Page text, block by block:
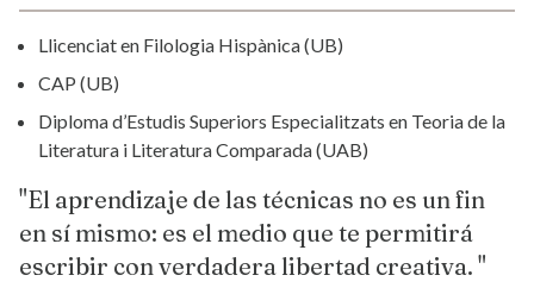
Llicenciat en Filologia Hispànica (UB)
CAP (UB)
Diploma d’Estudis Superiors Especialitzats en Teoria de la
Literatura i Literatura Comparada (UAB)
"El aprendizaje de las técnicas no es un fin
en sí mismo: es el medio que te permitirá
escribir con verdadera libertad creativa. "